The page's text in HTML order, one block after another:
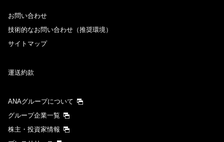
お問い合わせ
技術的なお問い合わせ（推奨環境）
サイトマップ
運送約款
ANAグループについて
グループ企業一覧
株主・投資家情報